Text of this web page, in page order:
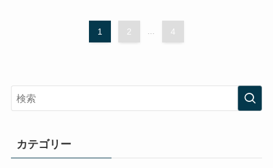
1 2 ... 4
カテゴリー